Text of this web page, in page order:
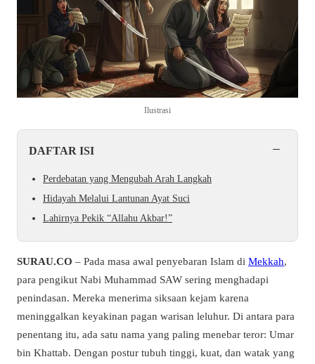
Ilustrasi
DAFTAR ISI −
Perdebatan yang Mengubah Arah Langkah
Hidayah Melalui Lantunan Ayat Suci
Lahirnya Pekik “Allahu Akbar!”
SURAU.CO – Pada masa awal penyebaran Islam di Mekkah,
para pengikut Nabi Muhammad SAW sering menghadapi
penindasan. Mereka menerima siksaan kejam karena
meninggalkan keyakinan pagan warisan leluhur. Di antara para
penentang itu, ada satu nama yang paling menebar teror: Umar
bin Khattab. Dengan postur tubuh tinggi, kuat, dan watak yang